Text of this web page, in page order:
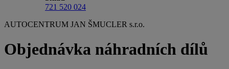
721 520 024
AUTOCENTRUM JAN ŠMUCLER s.r.o.
Objednávka náhradních dílů